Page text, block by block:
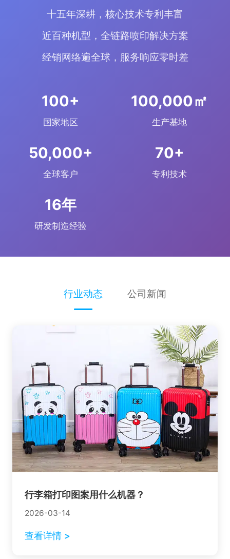
十五年深耕，核心技术专利丰富
近百种机型，全链路喷印解决方案
经销网络遍全球，服务响应零时差
+
国家地区
㎡
生产基地
+
全球客户
+
专利技术
年
研发制造经验
行业动态 公司新闻
行李箱打印图案用什么机器？
2026-03-14
查看详情 >